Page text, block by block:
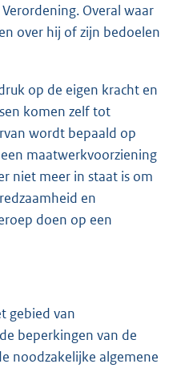
Overal waar
over hij of zijn bedoelen
op de eigen kracht en
komen zelf tot
wordt bepaald op
maatwerkvoorziening
niet meer in staat is om
en
doen op een
gebied van
beperkingen van de
noodzakelijke algemene